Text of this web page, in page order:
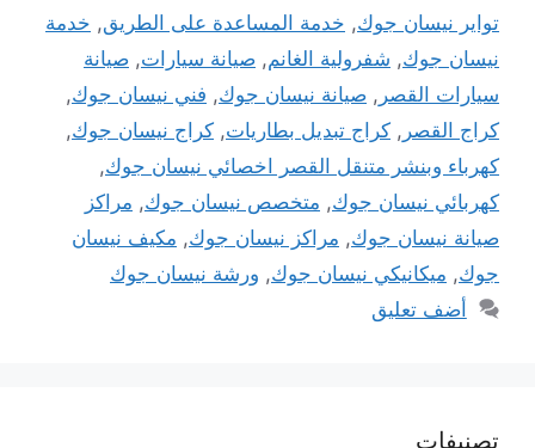
تواير نيسان جوك, خدمة المساعدة على الطريق, خدمة
نيسان جوك, شفرولية الغانم, صيانة سيارات, صيانة
سيارات القصر , صيانة نيسان جوك, فني نيسان جوك,
كراج القصر , كراج تبديل بطاريات, كراج نيسان جوك,
كهرباء وبنشر متنقل القصر اخصائي نيسان جوك,
كهربائي نيسان جوك, متخصص نيسان جوك, مراكز
صيانة نيسان جوك, مراكز نيسان جوك, مكيف نيسان
جوك, ميكانيكي نيسان جوك, ورشة نيسان جوك
أضف تعليق
تصنيفات